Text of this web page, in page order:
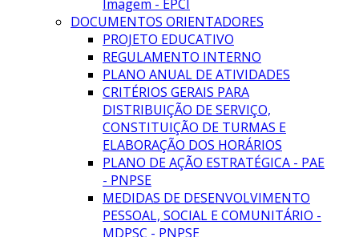
Imagem - EPCI
DOCUMENTOS ORIENTADORES
PROJETO EDUCATIVO
REGULAMENTO INTERNO
PLANO ANUAL DE ATIVIDADES
CRITÉRIOS GERAIS PARA
DISTRIBUIÇÃO DE SERVIÇO,
CONSTITUIÇÃO DE TURMAS E
ELABORAÇÃO DOS HORÁRIOS
PLANO DE AÇÃO ESTRATÉGICA - PAE
- PNPSE
MEDIDAS DE DESENVOLVIMENTO
PESSOAL, SOCIAL E COMUNITÁRIO -
MDPSC - PNPSE